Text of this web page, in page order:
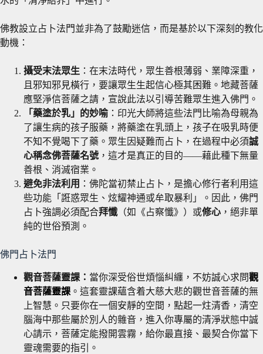
佛教設立占卜法門並非為了鼓勵迷信，而是基於以下深刻的教化
動機：
攝受末法眾生 ：在末法時代，眾生善根薄弱、業障深重，
且邪知邪見橫行，要讓眾生生起信心極其困難。地藏菩薩
應堅淨信菩薩之請，宣說此法以引導苦難眾生進入佛門。
「藥塗於乳」的妙喻：印光大師將這些法門比喻為母親為
了讓生病的孩子服藥，將藥塗在乳頭上，孩子在吸乳時便
不知不覺喝下了藥。眾生因疑難而占卜，在過程中必須誠
心稱念佛菩薩名號 ，這才是真正的目的——藉此種下無量
善根、消滅宿業。
避免非法利用 ：佛陀當初禁止占卜，是擔心修行者利用這
些功能「誑惑眾生、炫耀神通或牟取暴利」。因此，佛門
占卜強調必須配合拜懺（如《占察懺》）或修心 ，絕非單
純的世俗預測。
佛門占卜法門
觀音菩薩靈課： 當你深受俗世煩惱糾纏，不妨誠心求問觀
音菩薩靈課 。這套靈課蘊含着大慈大悲的觀世音菩薩的無
上智慧。只要你在一個安靜的空間，點起一炷清香，清空
腦海中那些屬於別人的雜音，進入你專屬的清淨狀態中誠
心請示，菩薩定能撥開雲霧，給你最直接、最契合你當下
靈魂需要的指引。